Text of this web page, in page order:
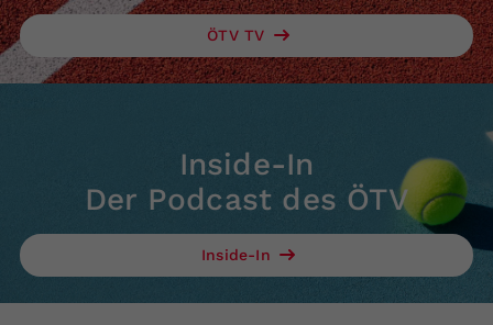
ÖTV TV
Inside-In
Der Podcast des ÖTV
Inside-In